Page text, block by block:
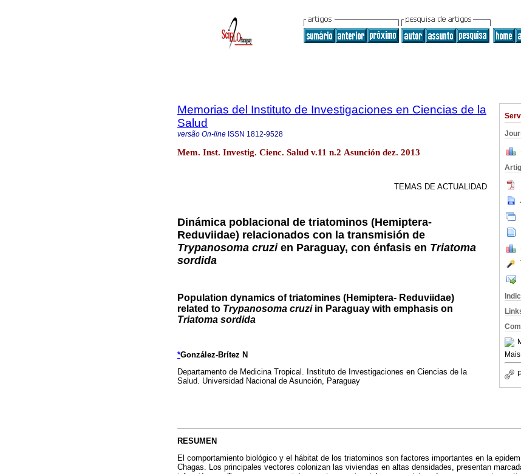
Mais
Memorias del Instituto de Investigaciones en Ciencias de la
Salud
versão On-line ISSN 1812-9528
Mem. Inst. Investig. Cienc. Salud v.11 n.2 Asunción dez. 2013
TEMAS DE ACTUALIDAD
Dinámica poblacional de triatominos (Hemiptera-
Reduviidae) relacionados con la transmisión de
Trypanosoma cruzi en Paraguay, con énfasis en Triatoma
sordida
Population dynamics of triatomines (Hemiptera- Reduviidae)
related to Trypanosoma cruziin Paraguay with emphasis on
Triatoma sordida
*González-Brítez N
Departamento de Medicina Tropical. Instituto de Investigaciones en Ciencias de la
Salud. Universidad Nacional de Asunción, Paraguay
RESUMEN
El comportamiento biológico y el hábitat de los triatominos son factores importantes en la
Chagas. Los principales vectores colonizan las viviendas en altas densidades, presentan